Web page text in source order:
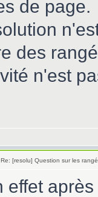
de page.
des
n'est
Re: [resolu] Question sur les
effet